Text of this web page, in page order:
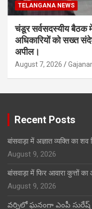
TELANGANA NEWS
चंडूर सर्वसदस्यीय बैठक
अधिकारियों को सख्त
अपील।
August 7, 2026
Recent Posts
बांसवाड़ा में अज्ञात व्यक्ति का
August 9, 2026
बांसवाड़ा में फिर आवारा कुत्तों
August 9, 2026
వర్నిలో ఘనంగా ఎంపీ సురేష్